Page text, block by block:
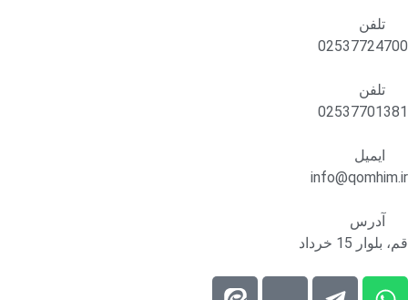
تلفن
02537724700
تلفن
02537701381
ایمیل
info@qomhim.ir
آدرس
قم، بلوار 15 خرداد